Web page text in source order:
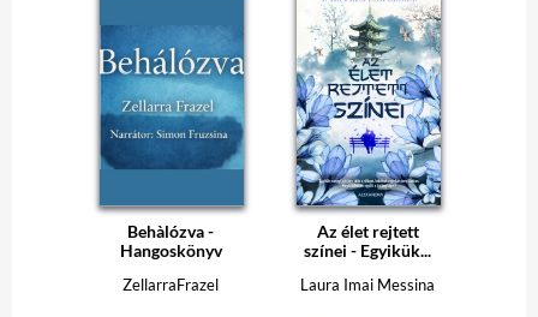
Behàlózva -
Hangoskönyv
ZellarraFrazel
Az élet rejtett
színei - Egyikük...
Laura Imai Messina